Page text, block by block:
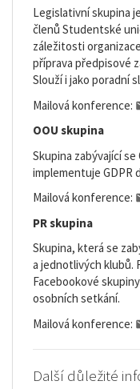
Legislativní skupina
členů Studentské
záležitosti
příprava předpisové
Slouží i jako poradní
Mailová konference:
OOU skupina
Skupina zabývající
implementuje GDPR
Mailová konference:
PR skupina
Skupina, která se
a jednotlivých klubů.
Facebookové skupiny
osobních setkání.
Mailová konference:
Další důležité